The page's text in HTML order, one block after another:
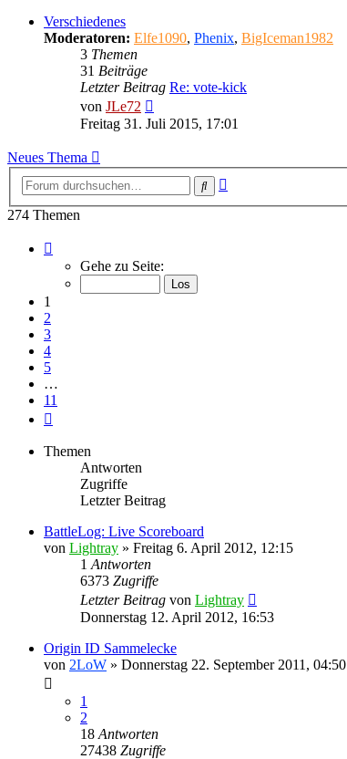
Verschiedenes
Moderatoren: Elfe1090, Phenix, BigIceman1982
3 Themen
31 Beiträge
Letzter Beitrag Re: vote-kick
von JLe72
Beitrag
Freitag 31. Juli 2015, 17:01
Neues Thema
Suche
274 Themen
von
Gehe zu Seite:
1
2
3
4
5
…
11
Themen
Antworten
Zugriffe
Letzter Beitrag
BattleLog: Live Scoreboard
von Lightray » Freitag 6. April 2012, 12:15
1 Antworten
6373 Zugriffe
Letzter Beitrag von Lightray
Donnerstag 12. April 2012, 16:53
Origin ID Sammelecke
von 2LoW » Donnerstag 22. September 2011, 04:50
1
2
18 Antworten
27438 Zugriffe